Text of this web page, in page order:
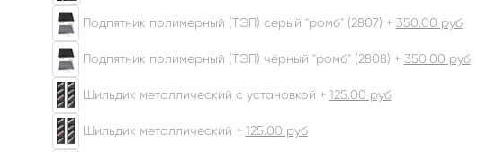
Подпятник полимерный (ТЭП) серый "ромб" (2807) + 350.00 руб
Подпятник полимерный (ТЭП) чёрный "ромб" (2808) + 350.00 руб
Шильдик металлический с установкой + 125.00 руб
Шильдик металлический + 125.00 руб